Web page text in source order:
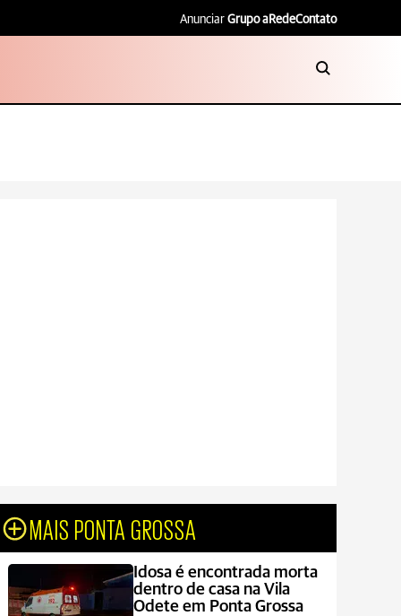
Anunciar Grupo aRedeContato
MAIS PONTA GROSSA
Idosa é encontrada morta
dentro de casa na Vila
Odete em Ponta Grossa